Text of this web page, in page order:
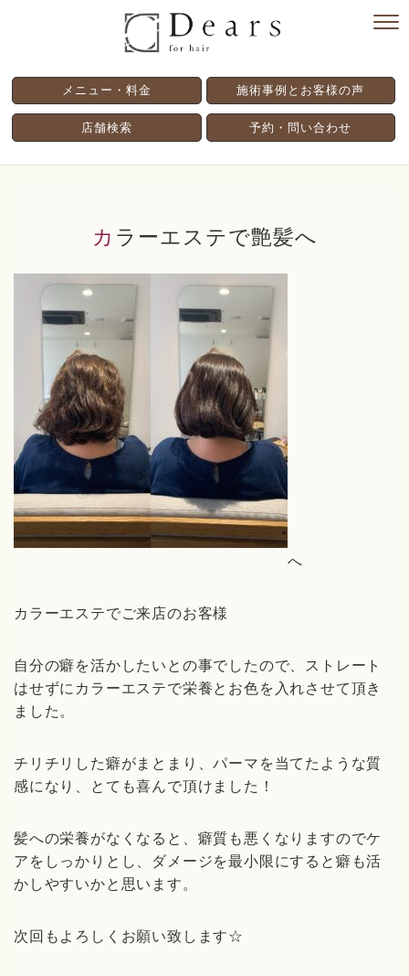
メニュー・料金 施術事例とお客様の声
店舗検索 予約・問い合わせ
カラーエステで艶髪へ
へ
カラーエステでご来店のお客様
自分の癖を活かしたいとの事でしたので、ストレート
はせずにカラーエステで栄養とお色を入れさせて頂き
ました。
チリチリした癖がまとまり、パーマを当てたような質
感になり、とても喜んで頂けました！
髪への栄養がなくなると、癖質も悪くなりますのでケ
アをしっかりとし、ダメージを最小限にすると癖も活
かしやすいかと思います。
次回もよろしくお願い致します☆